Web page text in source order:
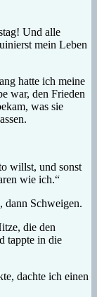
Und alle
mein Leben
hatte ich meine
war, den Frieden
was sie
willst, und sonst
wie ich.“
dann Schweigen.
die den
tappte in die
dachte ich einen